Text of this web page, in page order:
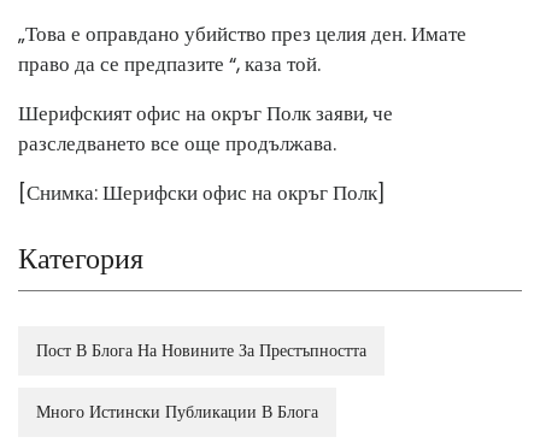
„Това е оправдано убийство през целия ден. Имате
право да се предпазите “, каза той.
Шерифският офис на окръг Полк заяви, че
разследването все още продължава.
[Снимка: Шерифски офис на окръг Полк]
Категория
Пост В Блога На Новините За Престъпността
Много Истински Публикации В Блога